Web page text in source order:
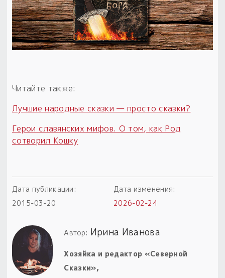
Читайте также:
Лучшие народные сказки — просто сказки?
Герои славянских мифов. О том, как Род
сотворил Кошку
Дата публикации:
2015-03-20
Дата изменения:
2026-02-24
Автор: Ирина Иванова
Хозяйка и редактор «Северной
Сказки»,